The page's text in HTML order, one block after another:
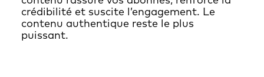
crédibilité et suscite l’engagement. Le
contenu authentique reste le plus
puissant.